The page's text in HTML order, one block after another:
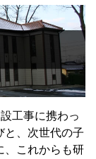
工事に携わっ
と、次世代の子
、これからも研